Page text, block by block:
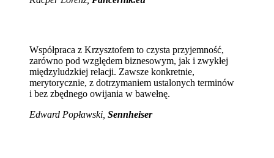
Współpraca z Krzysztofem to czysta przyjemność,
zarówno pod względem biznesowym, jak i zwykłej
międzyludzkiej relacji. Zawsze konkretnie,
merytorycznie, z dotrzymaniem ustalonych terminów
i bez zbędnego owijania w bawełnę.
Edward Popławski, Sennheiser